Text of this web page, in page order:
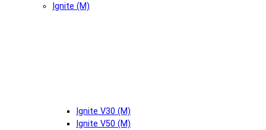
Ignite (М)
Ignite V30 (М)
Ignite V50 (М)